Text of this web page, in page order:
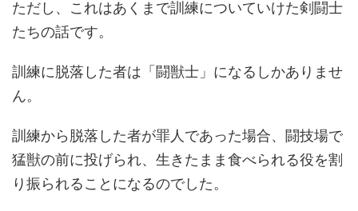
ただし、これはあくまで訓練についていけた剣闘士
たちの話です。
訓練に脱落した者は「闘獣士」になるしかありませ
ん。
訓練から脱落した者が罪人であった場合、闘技場で
猛獣の前に投げられ、生きたまま食べられる役を割
り振られることになるのでした。